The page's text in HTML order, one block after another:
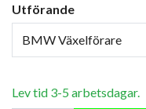
Utförande
BMW Växelförare
Lev tid 3-5 arbetsdagar.